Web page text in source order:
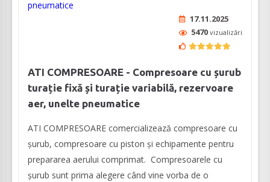
17.11.2025
5470 vizualizări
ATI COMPRESOARE - Compresoare cu șurub
turație fixă și turație variabilă, rezervoare
aer, unelte pneumatice
ATI COMPRESOARE comercializează compresoare cu
șurub, compresoare cu piston şi echipamente pentru
prepararea aerului comprimat. Compresoarele cu
șurub sunt prima alegere când vine vorba de o